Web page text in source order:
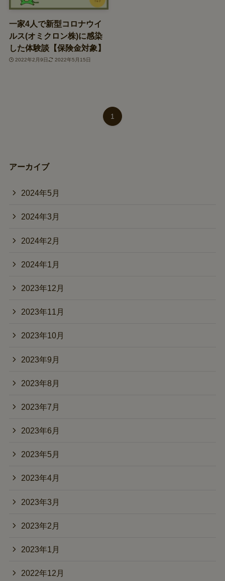
一家4人で新型コロナウイ
ルス(オミクロン株)に感染
した体験談【保険金対象】
2022年2月9日 2022年5月15日
1
アーカイブ
2024年5月
2024年3月
2024年2月
2024年1月
2023年12月
2023年11月
2023年10月
2023年9月
2023年8月
2023年7月
2023年6月
2023年5月
2023年4月
2023年3月
2023年2月
2023年1月
2022年12月